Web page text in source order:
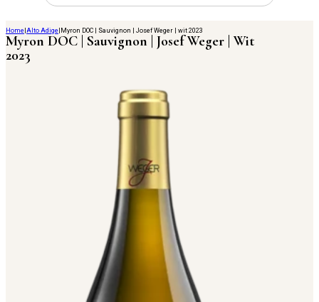
Home Alto Adige Myron DOC | Sauvignon | Josef Weger | wit 2023
Myron DOC | Sauvignon | Josef Weger | Wit
2023